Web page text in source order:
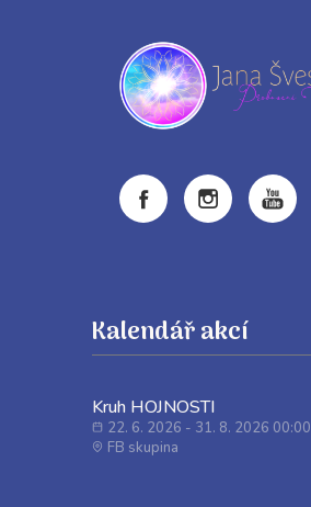
Kalendář akcí
Kruh HOJNOSTI
22. 6. 2026 - 31. 8. 2026 00:00
FB skupina